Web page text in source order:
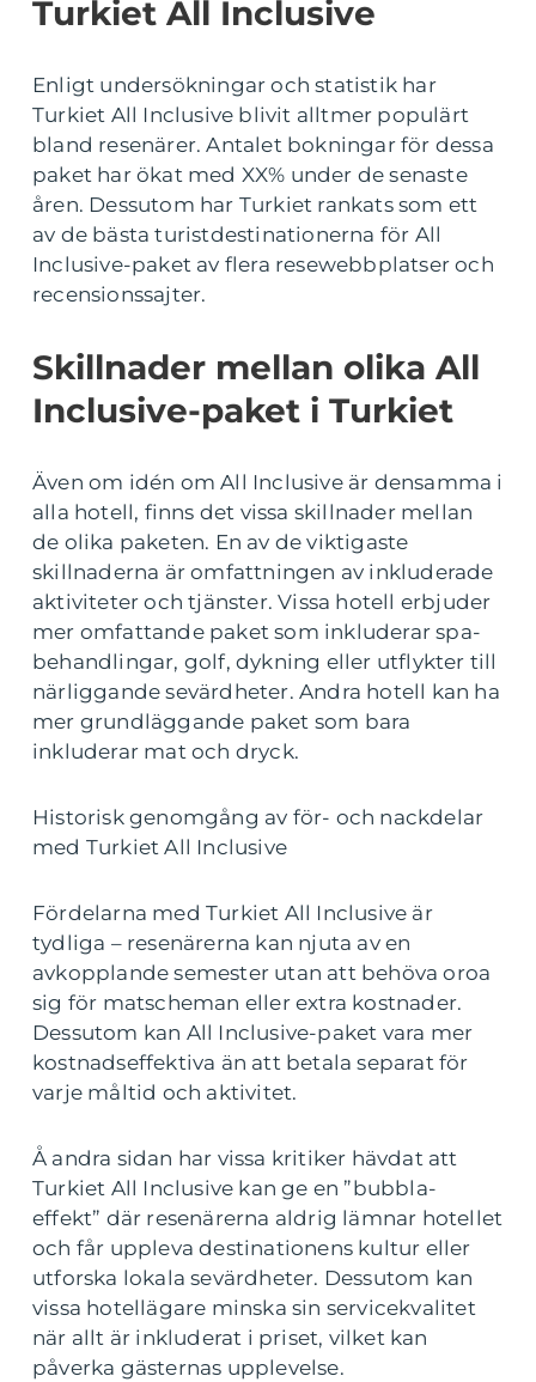
Turkiet All Inclusive
Enligt undersökningar och statistik har
Turkiet All Inclusive blivit alltmer populärt
bland resenärer. Antalet bokningar för dessa
paket har ökat med XX% under de senaste
åren. Dessutom har Turkiet rankats som ett
av de bästa turistdestinationerna för All
Inclusive-paket av flera resewebbplatser och
recensionssajter.
Skillnader mellan olika All
Inclusive-paket i Turkiet
Även om idén om All Inclusive är densamma i
alla hotell, finns det vissa skillnader mellan
de olika paketen. En av de viktigaste
skillnaderna är omfattningen av inkluderade
aktiviteter och tjänster. Vissa hotell erbjuder
mer omfattande paket som inkluderar spa-
behandlingar, golf, dykning eller utflykter till
närliggande sevärdheter. Andra hotell kan ha
mer grundläggande paket som bara
inkluderar mat och dryck.
Historisk genomgång av för- och nackdelar
med Turkiet All Inclusive
Fördelarna med Turkiet All Inclusive är
tydliga – resenärerna kan njuta av en
avkopplande semester utan att behöva oroa
sig för matscheman eller extra kostnader.
Dessutom kan All Inclusive-paket vara mer
kostnadseffektiva än att betala separat för
varje måltid och aktivitet.
Å andra sidan har vissa kritiker hävdat att
Turkiet All Inclusive kan ge en ”bubbla-
effekt” där resenärerna aldrig lämnar hotellet
och får uppleva destinationens kultur eller
utforska lokala sevärdheter. Dessutom kan
vissa hotellägare minska sin servicekvalitet
när allt är inkluderat i priset, vilket kan
påverka gästernas upplevelse.